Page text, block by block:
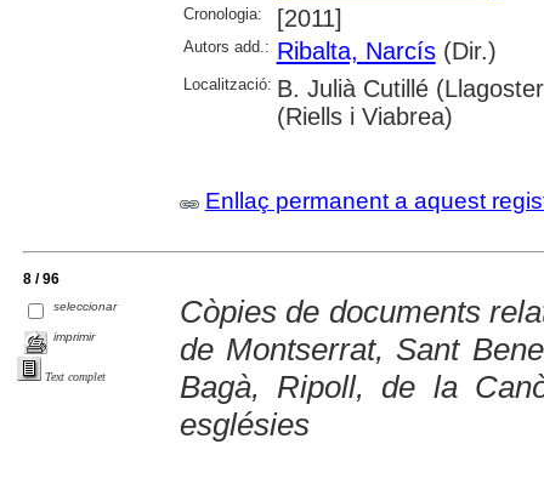
Cronologia: [2011]
Autors add.: Ribalta, Narcís(Dir.)
Localització: B. Julià Cutillé
(Riells i Viabrea)
Enllaç permanent a aquest
8 / 96
seleccionar
imprimir
Text complet
Còpies de documents
de Montserrat, Sant
Bagà, Ripoll, de la
esglésies